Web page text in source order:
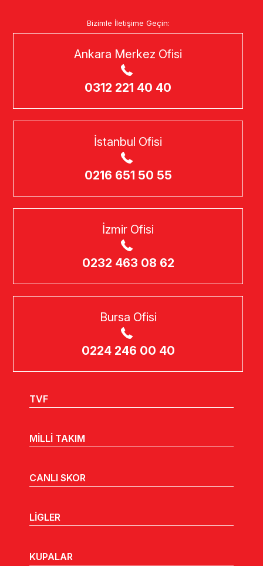
Bizimle İletişime Geçin:
Ankara Merkez Ofisi
0312 221 40 40
İstanbul Ofisi
0216 651 50 55
İzmir Ofisi
0232 463 08 62
Bursa Ofisi
0224 246 00 40
TVF
MİLLİ TAKIM
CANLI SKOR
LİGLER
KUPALAR